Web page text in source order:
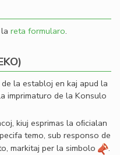
reta formularo.
la establoj en kaj apud la
imprimaturo de la Konsulo
kiuj esprimas la oﬁcialan
temo, sub responso de
markitaj per la simbolo
.